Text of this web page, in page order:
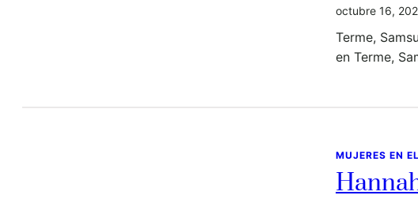
octubre 16,
Terme,
en Terme,
MUJERES EN